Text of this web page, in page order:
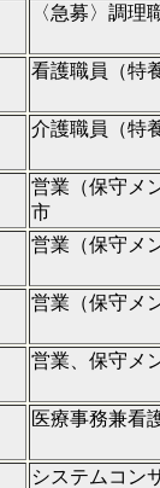
〈急募〉調理
看護職員（特
介護職員（特
営業（保守メ
市
営業（保守メ
営業（保守メ
営業、保守メ
医療事務兼看
システムコン